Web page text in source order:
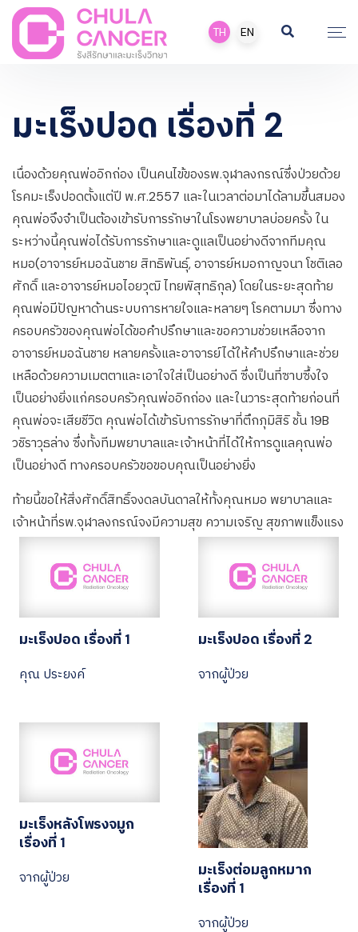
TH EN
มะเร็งปอด เรื่องที่ 2
เนื่องด้วยคุณพ่ออิกถ่อง เป็นคนไข้ของรพ.จุฬาลงกรณ์ซึ่งป่วยด้วย
โรคมะเร็งปอดตั้งแต่ปี พ.ศ.2557 และในเวลาต่อมาได้ลามขึ้นสมอง
คุณพ่อจึงจำเป็นต้องเข้ารับการรักษาในโรงพยาบาลบ่อยครั้ง ใน
ระหว่างนี้คุณพ่อได้รับการรักษาและดูแลเป็นอย่างดีจากทีมคุณ
หมอ(อาจารย์หมอฉันชาย สิทธิพันธุ์, อาจารย์หมอกาญจนา โชติเลอ
ศักดิ์ และอาจารย์หมอไอยวุฒิ ไทยพิสุทธิกุล) โดยในระยะสุดท้าย
คุณพ่อมีปัญหาด้านระบบการหายใจและหลายๆ โรคตามมา ซึ่งทาง
ครอบครัวของคุณพ่อได้ขอคำปรึกษาและขอความช่วยเหลือจาก
อาจารย์หมอฉันชาย หลายครั้งและอาจารย์ได้ให้คำปรึกษาและช่วย
เหลือด้วยความเมตตาและเอาใจใส่เป็นอย่างดี ซึ่งเป็นที่ซาบซึ้งใจ
เป็นอย่างยิ่งแก่ครอบครัวคุณพ่ออิกถ่อง และในวาระสุดท้ายก่อนที่
คุณพ่อจะเสียชีวิต คุณพ่อได้เข้ารับการรักษาที่ตึกภุมิสิริ ชั้น 19B
วชิราวุธล่าง ซึ่งทั้งทีมพยาบาลและเจ้าหน้าที่ได้ให้การดูแลคุณพ่อ
เป็นอย่างดี ทางครอบครัวขอขอบคุณเป็นอย่างยิ่ง
ท้ายนี้ขอให้สิ่งศักดิ์สิทธิ์จงดลบันดาลให้ทั้งคุณหมอ พยาบาลและ
เจ้าหน้าที่รพ.จุฬาลงกรณ์จงมีความสุข ความเจริญ สุขภาพแข็งแรง
มะเร็งปอด เรื่องที่ 1
คุณ ประยงค์
มะเร็งปอด เรื่องที่ 2
จากผู้ป่วย
มะเร็งหลังโพรงจมูก
เรื่องที่ 1
จากผู้ป่วย
มะเร็งต่อมลูกหมาก
เรื่องที่ 1
จากผู้ป่วย